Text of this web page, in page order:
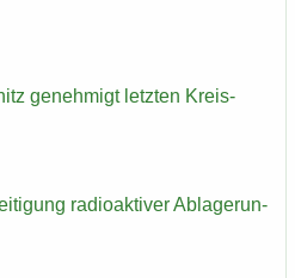
ge­neh­migt letz­ten Kreis­
ra­dio­ak­ti­ver Ab­la­ge­run­